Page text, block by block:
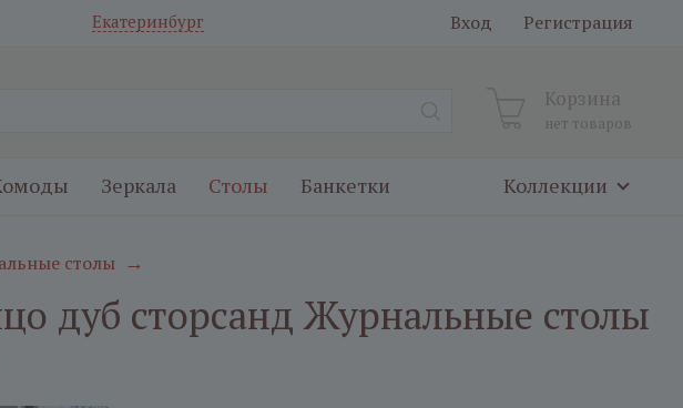
Екатеринбург Вход Регистрация
Корзина
нет товаров
Зеркала Столы Банкетки Коллекции
столы →
дуб сторсанд Журнальные столы